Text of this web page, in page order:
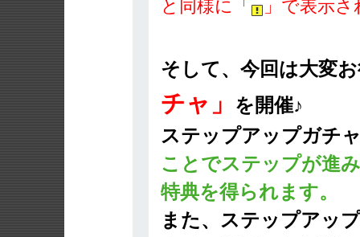
と同様に「
」で表示
そして、今回は大変
チャ」
を開催♪
ステップアップガチ
ことでステップが進
特典を得られます。
また、ステップアッ